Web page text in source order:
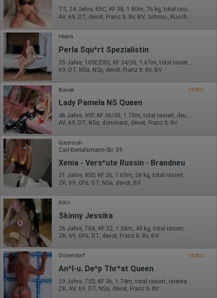
volle IP-Adresse an einen Server von Google in den USA
übertragen und dort gekürzt. Die von dem Browser des Nutzers
übermittelte IP-Adresse wird nicht mit anderen Daten von Google
zusammengeführt.
Erhobene Informationen zum Besucherverhalten sind folgende:
Herkunft (Land und Stadt)
Sprache
Betriebssystem
Gerät (PC, Tablet-PC oder Smartphone)
Browser und alle verwendeten Add-ons
Auflösung des Computers
Besucherquelle (Facebook, Suchmaschine oder
verweisende Webseite)
Welche Dateien wurden heruntergeladen?
Welche Videos angeschaut?
Wurden Werbebanner angeklickt?
Wohin ging der Besucher? Klickte er auf weitere Seiten des
Portals oder hat er sie komplett verlassen?
Wie lange blieb der Besucher?
Ort der Verarbeitung:
Europäische Union & USA
Hotjar
Wir nutzen Hotjar als Webanalysedient. Es wird verwendet, um
Daten über das Benutzerverhalten zu sammeln. Hotjar kann
auch im Rahmen von Umfragen und Feedbackfunktionen, die
auf unserer Website eingebunden sind, von Ihnen bereitgestellte
Informationen verarbeiten.
Herausgeber:
Hotjar Limited, Malta
Erhobene Daten:
TS, 24 Jahre, 85C, KF 38, 1.80m, 76 kg, total rasiert, Latina
Moers
Perla Squ*rt Spezialistin
69, DT, NSa, NSp, devot, Franz b. Ihr, BV
Bünde VIDEO
Lady Pamela NS Queen
46 Jahre, 95F, KF 36/38, 1.70m, total rasiert, deutsch
AV, 69, DT, NSa, dominant, devot, Franz b. Ihr
Gütersloh
Carl-Bertelsmann-Str. 59
Xenia - Vers*ute Russin - Brandneu
31 Jahre, 85D, KF 36, 1.69m, 58 kg, total rasiert, deutsch
ZK, 69, GF6, DT, NSa, devot, BV
Köln
Skinny Jessika
ZK, 69, GF6, DT, devot, Franz b. Ihr, BV
Düsseldorf VIDEO
An*l-u. De*p Thr*at Queen
29 Jahre, 75D, KF 36, 1.74m, total rasiert, orientalisch
ZK, AV, 69, DT, NSa, devot, Franz b. Ihr